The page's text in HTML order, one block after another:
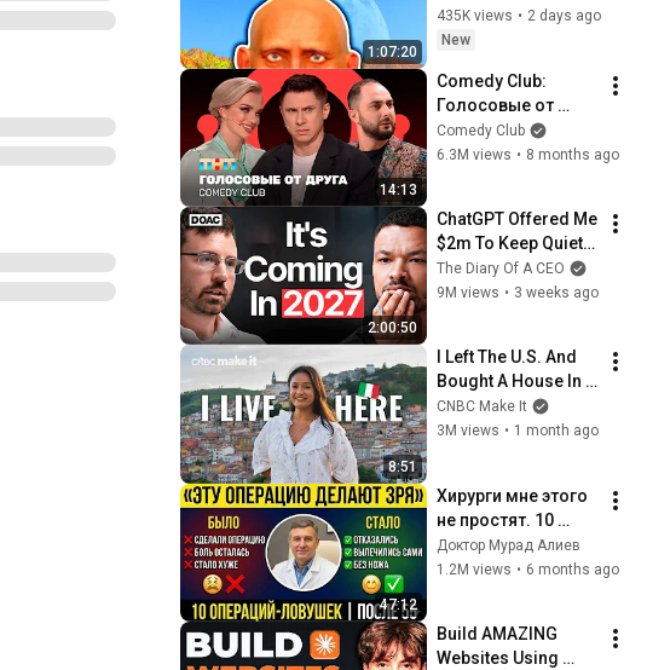
1:07:20
435K views • 2 days ago
New
14:13
Comedy Club:
Голосовые от
друга |
Батрутдинов,
a
Comedy Club
6.3M views • 8 months ago
2:00:50
ChatGPT Offered Me
$2m To Keep Quiet:
No One Is Ready For
What's Coming!
The Diary Of A CEO
9M views • 3 weeks ago
8:51
I Left The U.S. And
Bought A House In
Italy For $13K
CNBC Make It
3M views • 1 month ago
47:12
Хирурги мне этого
не простят. 10
операций, которые
калечат после 55
Доктор Мурад Алиев
1.2M views • 6 months ago
Build AMAZING
Websites Using